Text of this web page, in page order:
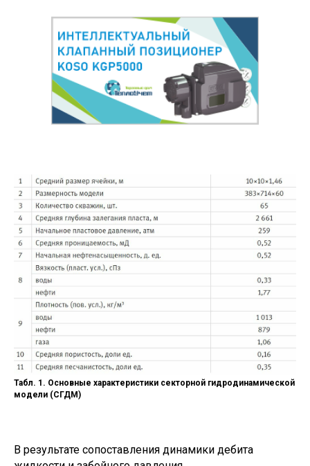
Табл. 1. Основные характеристики секторной гидродинамической
модели (СГДМ)
В результате сопоставления динамики дебита